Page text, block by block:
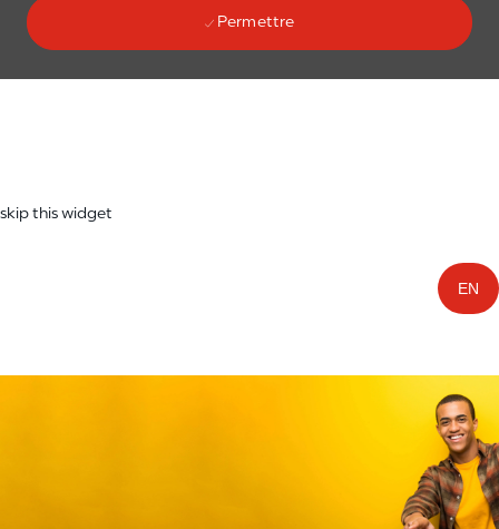
Permettre
skip this widget
EN